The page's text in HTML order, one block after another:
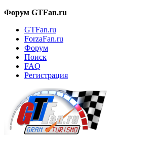
Форум GTFan.ru
GTFan.ru
ForzaFan.ru
Форум
Поиск
FAQ
Регистрация